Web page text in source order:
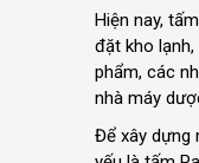
Hiện nay,
đặt kho
phẩm, các
nhà máy
Để xây dựng